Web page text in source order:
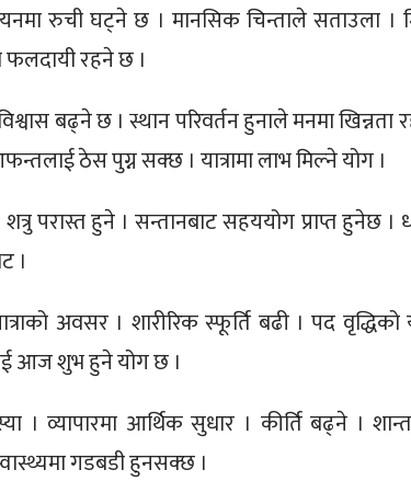
रुची घट्ने छ । मानसिक चिन्ताले सताउला ।
रहने छ ।
बढ्ने छ । स्थान परिवर्तन हुनाले मनमा खिन्नता
ठेस पुग्न सक्छ । यात्रामा लाभ मिल्ने योग ।
परास्त हुने । सन्तानबाट सहययोग प्राप्त हुनेछ ।
।
अवसर । शारीरिक स्फूर्ति बढी । पद वृद्धिको
आज शुभ हुने योग छ ।
। व्यापारमा आर्थिक सुधार । कीर्ति बढ्ने ।
गडबडी हुनसक्छ ।